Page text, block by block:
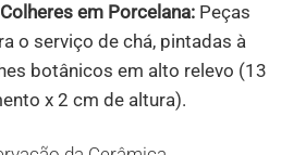
em Porcelana:Peças
o serviço de chá, pintadas à
botânicos em alto relevo (13
x 2 cm de altura).